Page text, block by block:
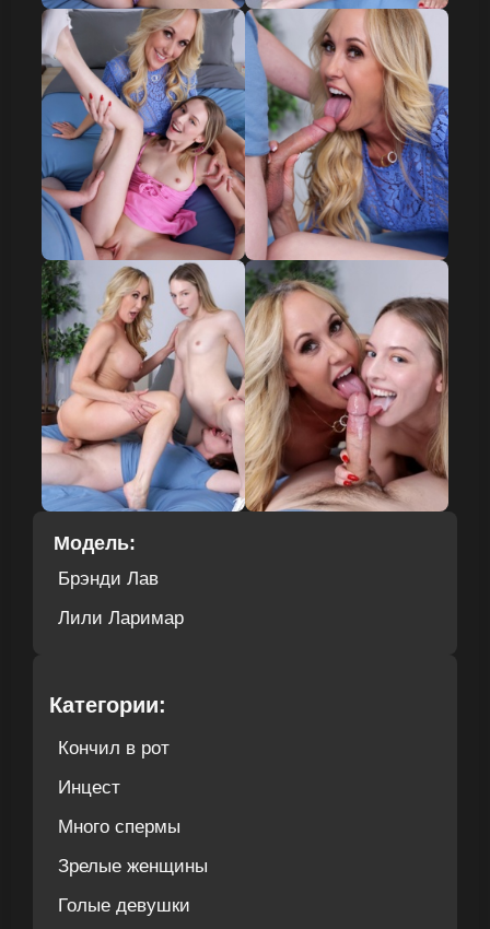
Модель:
Брэнди Лав
Лили Ларимар
Категории:
Кончил в рот
Инцест
Много спермы
Зрелые женщины
Голые девушки